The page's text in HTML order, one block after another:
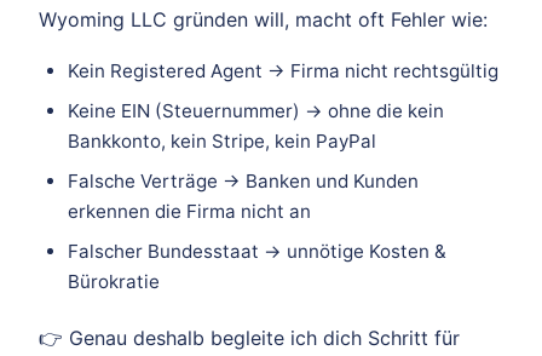
Wyoming LLC gründen will, macht oft Fehler wie:
Kein Registered Agent → Firma nicht rechtsgültig
Keine EIN (Steuernummer) → ohne die kein
Bankkonto, kein Stripe, kein PayPal
Falsche Verträge → Banken und Kunden
erkennen die Firma nicht an
Falscher Bundesstaat → unnötige Kosten &
Bürokratie
👉 Genau deshalb begleite ich dich Schritt für